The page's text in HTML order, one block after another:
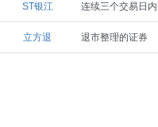
ST银江 连续三个交易日
立方退 退市整理的证券